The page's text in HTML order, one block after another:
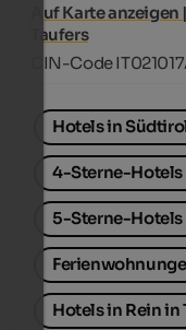
Auf Karte anzeigen |
Taufers
CIN-Code
Hotels in
4-Sterne-
5-Sterne-
Hotels in Rein in